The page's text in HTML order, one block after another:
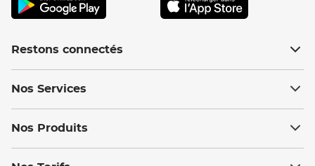
Restons connectés
Nos Services
Nos Produits